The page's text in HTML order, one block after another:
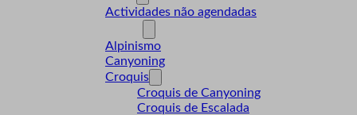
Actividades não agendadas
Alpinismo
Canyoning
Croquis
Croquis de Canyoning
Croquis de Escalada